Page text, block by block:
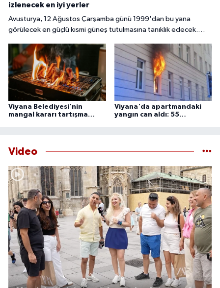
izlenecek en iyi yerler
Avusturya, 12 Ağustos Çarşamba günü 1999'dan bu yana
görülecek en güçlü kısmi güneş tutulmasına tanıklık edecek.
85 ila 89'unun Ay tarafından örtüleceği bu nadir doğa olayını
izlemek için çeşitli noktalarda bir araya gelecek.
Viyana Belediyesi'nin
mangal kararı tartışma
Viyana'da apartmandaki
yangın can aldı: 55
Video